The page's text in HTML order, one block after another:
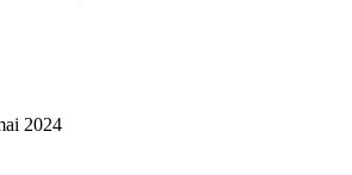
2024